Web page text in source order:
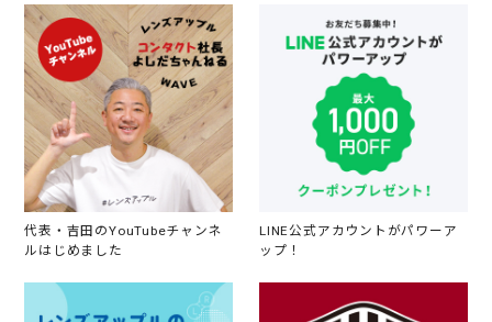
代表・吉田のYouTubeチャンネ
ルはじめました
LINE公式アカウントがパワーア
ップ！